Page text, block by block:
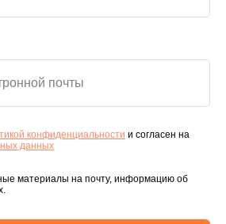
конфиденциальности и согласен на
данных
материалы на почту, информацию об